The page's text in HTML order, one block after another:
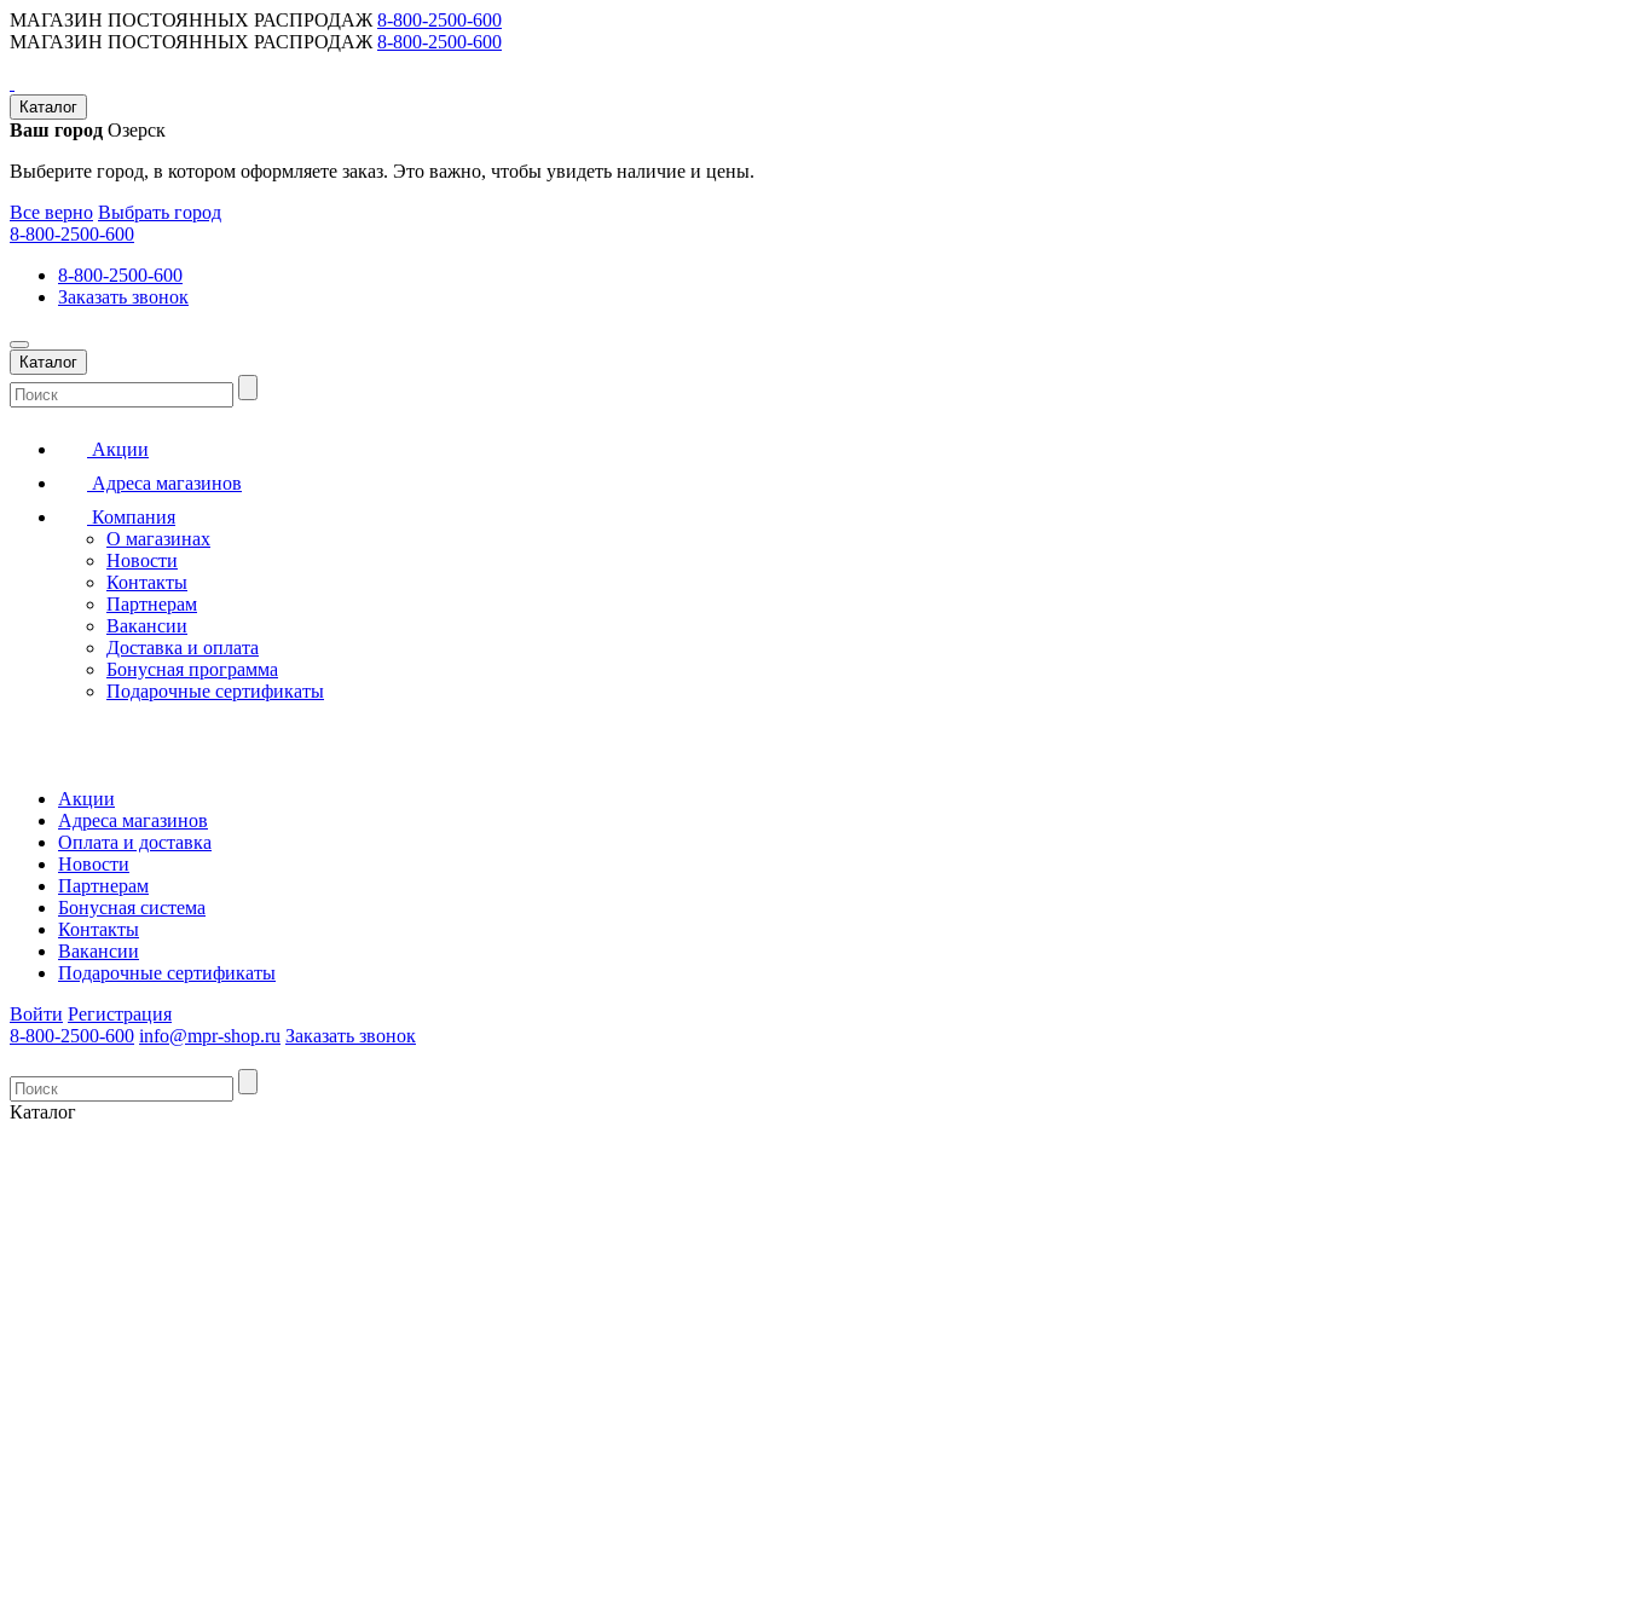
МАГАЗИН ПОСТОЯННЫХ РАСПРОДАЖ 8-800-2500-600
МАГАЗИН ПОСТОЯННЫХ РАСПРОДАЖ 8-800-2500-600
Каталог
Ваш город Озерск
Выберите город, в котором оформляете заказ. Это важно, чтобы увидеть наличие и цены.
Все верно Выбрать город
8-800-2500-600
8-800-2500-600
Заказать звонок
Каталог
Акции
Адреса магазинов
Компания
О магазинах
Новости
Контакты
Партнерам
Вакансии
Доставка и оплата
Бонусная программа
Подарочные сертификаты
Акции
Адреса магазинов
Оплата и доставка
Новости
Партнерам
Бонусная система
Контакты
Вакансии
Подарочные сертификаты
Войти Регистрация
8-800-2500-600 info@mpr-shop.ru Заказать звонок
Каталог